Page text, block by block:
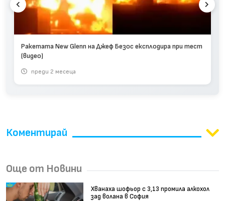
Ракетата New Glenn на Джеф Безос експлодира при тест
(видео)
преди 2 месеца
Коментирай
Още от Новини
Хванаха шофьор с 3,13 промила алкохол
зад волана в София